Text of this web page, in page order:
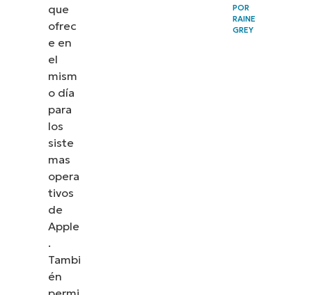
que
ofrec
e en
el
mism
o día
para
los
siste
mas
opera
tivos
de
Apple
.
Tambi
én
POR
RAINE
GREY